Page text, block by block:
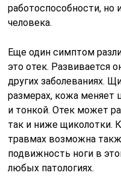
работоспособности,
человека.
Еще один симптом
это отек. Развивается
других заболеваниях.
размерах, кожа меняет
и тонкой. Отек может
так и ниже щиколотки.
травмах возможна
подвижность ноги в
любых патологиях.